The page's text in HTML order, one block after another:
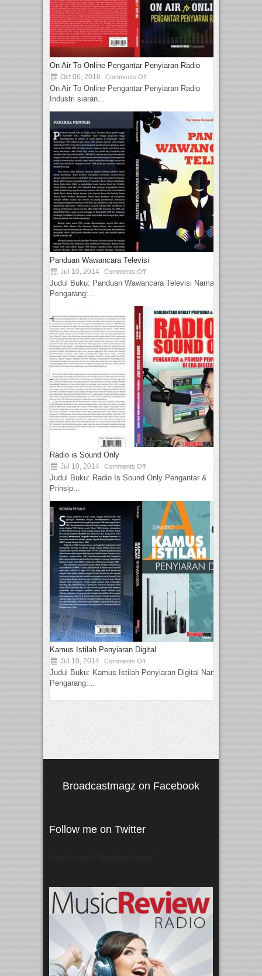
On Air To Online Pengantar Penyiaran Radio
Oct 06, 2016 Comments Off
On Air To Online Pengantar Penyiaran Radio
Industri siaran...
Panduan Wawancara Televisi
Jul 10, 2014 Comments Off
Judul Buku: Panduan Wawancara Televisi Nama
Pengarang:...
Radio is Sound Only
Jul 10, 2014 Comments Off
Judul Buku: Radio Is Sound Only Pengantar &
Prinsip...
Kamus Istilah Penyiaran Digital
Jul 10, 2014 Comments Off
Judul Buku: Kamus Istilah Penyiaran Digital Nama
Pengarang:...
Broadcastmagz on Facebook
Follow me on Twitter